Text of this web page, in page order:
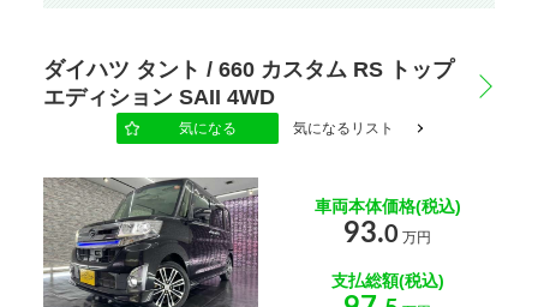
ダイハツ タント / 660 カスタム RS トップ
エディション SAII 4WD
気になる 気になるリスト
車両本体価格(税込)
93.0 万円
支払総額(税込)